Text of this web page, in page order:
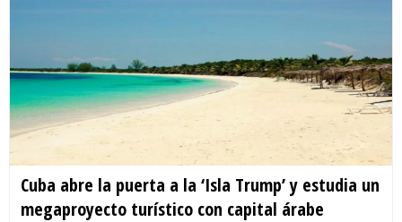
Cuba abre la puerta a la ‘Isla Trump’ y estudia un
megaproyecto turístico con capital árabe